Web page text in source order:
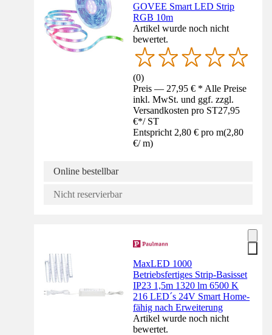
GOVEE Smart LED Strip
RGB 10m
Artikel wurde noch nicht
bewertet.
(0)
Preis — 27,95 € * Alle Preise
inkl. MwSt. und ggf. zzgl.
Versandkosten pro ST27,95
€*/ ST
Entspricht 2,80 € pro m(2,80
€/ m)
Online bestellbar
Nicht reservierbar
MaxLED 1000
Betriebsfertiges Strip-Basisset
IP23 1,5m 1320 lm 6500 K
216 LED´s 24V Smart Home-
fähig nach Erweiterung
Artikel wurde noch nicht
bewertet.